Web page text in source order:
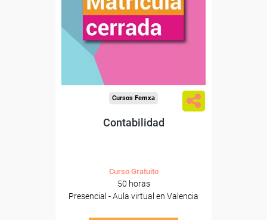
Cursos Femxa
Contabilidad
Curso Gratuito
50 horas
Presencial - Aula virtual en Valencia